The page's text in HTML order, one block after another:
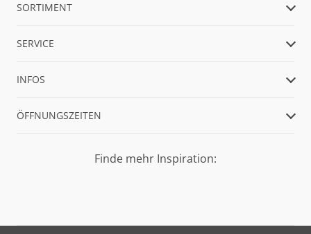
SORTIMENT
SERVICE
INFOS
ÖFFNUNGSZEITEN
Finde mehr Inspiration: